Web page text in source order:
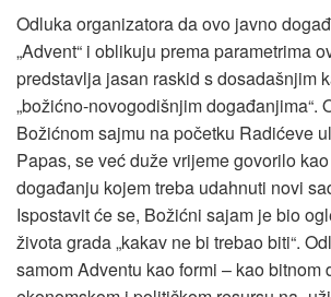
Odluka organizatora da ovo javno
„Advent“ i oblikuju prema parametrima
predstavlja jasan raskid s dosadašnjim
„božićno-novogodišnjim događanjima“.
Božićnom sajmu na početku Radićeve
Papas, se već duže vrijeme govorilo
događanju kojem treba udahnuti novi
Ispostavit će se, Božićni sajam je bio
života grada „kakav ne bi trebao biti“.
samom Adventu kao formi – kao bitnom